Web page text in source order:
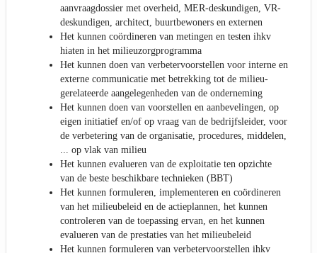
aanvraagdossier met overheid, MER-deskundigen, VR-
deskundigen, architect, buurtbewoners en externen
Het kunnen coördineren van metingen en testen ihkv
hiaten in het milieuzorgprogramma
Het kunnen doen van verbetervoorstellen voor interne en
externe communicatie met betrekking tot de milieu-
gerelateerde aangelegenheden van de onderneming
Het kunnen doen van voorstellen en aanbevelingen, op
eigen initiatief en/of op vraag van de bedrijfsleider, voor
de verbetering van de organisatie, procedures, middelen,
... op vlak van milieu
Het kunnen evalueren van de exploitatie ten opzichte
van de beste beschikbare technieken (BBT)
Het kunnen formuleren, implementeren en coördineren
van het milieubeleid en de actieplannen, het kunnen
controleren van de toepassing ervan, en het kunnen
evalueren van de prestaties van het milieubeleid
Het kunnen formuleren van verbetervoorstellen ihkv